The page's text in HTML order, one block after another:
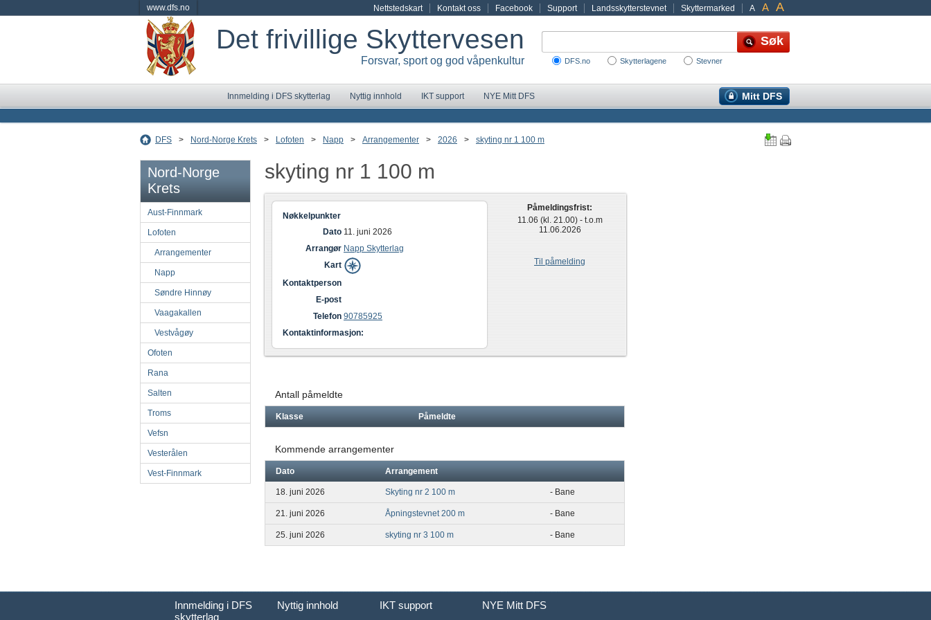
www.dfs.no A A A
Nettstedskart Kontakt oss Facebook Support Landsskytterstevnet Skyttermarked
Det frivillige Skyttervesen
Forsvar, sport og god våpenkultur DFS.no Skytterlagene Stevner
Innmelding i DFS skytterlag Nyttig innhold IKT support Mitt DFS
NYE Mitt DFS
DFS > Nord-Norge Krets > Lofoten > Napp > Arrangementer > 2026 > skyting nr 1 100 m
Nord-Norge
Krets
Aust-Finnmark
Lofoten
Arrangementer
Napp
Søndre Hinnøy
Vaagakallen
Vestvågøy
Ofoten
Rana
Salten
Troms
Vefsn
Vesterålen
Vest-Finnmark
skyting nr 1 100 m
Nøkkelpunkter
Dato 11. juni 2026
Arrangør Napp Skytterlag
Kart
Kontaktperson
E-post
Telefon 90785925
Kontaktinformasjon:
Påmeldingsfrist:
11.06 (kl. 21.00) - t.o.m
11.06.2026
Til påmelding
Antall påmeldte
Klasse Påmeldte
Kommende arrangementer
Dato Arrangement
18. juni 2026 Skyting nr 2 100 m - Bane
21. juni 2026 Åpningstevnet 200 m - Bane
25. juni 2026 skyting nr 3 100 m - Bane
Innmelding i DFS
skytterlag
Nyttig innhold IKT support NYE Mitt DFS